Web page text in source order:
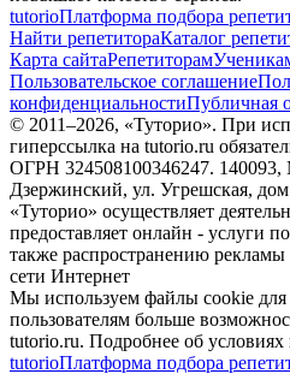
tutorioПлатформа подбора
Найти репетитораКаталог
Карта сайтаРепетиторам
Пользовательское соглашение
конфиденциальностиПубличная
© 2011–2026, «Туторио». При
гиперссылка на tutorio.ru
ОГРН 324508100346247. 140093,
Дзержинский, ул. Угрешская,
«Туторио» осуществляет
предоставляет онлайн - услуги
также распространению рекламы
сети Интернет
Мы используем файлы cookie для
пользователям больше
tutorio.ru. Подробнее об условиях
tutorioПлатформа подбора